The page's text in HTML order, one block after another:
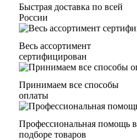
Быстрая доставка по всей
России
Весь ассортимент
сертифицирован
Принимаем все способы
оплаты
Профессиональная помощь в
подборе товаров